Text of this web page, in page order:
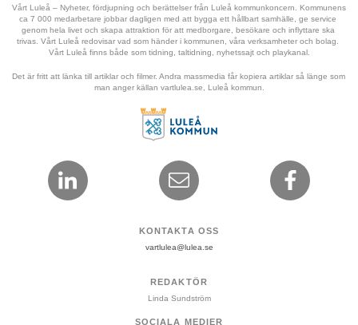
Vårt Luleå – Nyheter, fördjupning och berättelser från Luleå kommunkoncern. Kommunens
ca 7 000 medarbetare jobbar dagligen med att bygga ett hållbart samhälle, ge service
genom hela livet och skapa attraktion för att medborgare, besökare och inflyttare ska
trivas. Vårt Luleå redovisar vad som händer i kommunen, våra verksamheter och bolag.
Vårt Luleå finns både som tidning, taltidning, nyhetssajt och playkanal.
Det är fritt att länka till artiklar och filmer. Andra massmedia får kopiera artiklar så länge som
man anger källan vartlulea.se, Luleå kommun.
KONTAKTA OSS
vartlulea@lulea.se
REDAKTÖR
Linda Sundström
SOCIALA MEDIER